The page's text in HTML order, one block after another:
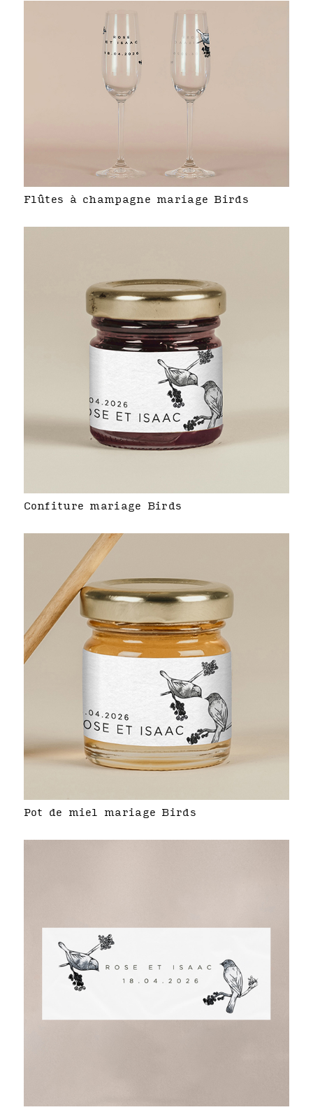
Flûtes à champagne mariage Birds
Confiture mariage Birds
Pot de miel mariage Birds